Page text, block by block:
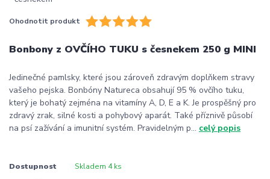
Ohodnotit produkt
Bonbony z OVČÍHO TUKU s česnekem 250 g MINI
Jedinečné pamlsky, které jsou zároveň zdravým doplňkem stravy
vašeho pejska. Bonbóny Natureca obsahují 95 % ovčího tuku,
který je bohatý zejména na vitamíny A, D, E a K. Je prospěšný pro
zdravý zrak, silné kosti a pohybový aparát. Také příznivě působí
na psí zažívání a imunitní systém. Pravidelným p... celý popis
Dostupnost Skladem 4 ks